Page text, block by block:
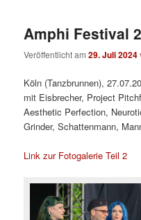
Amphi Festival
Veröffentlicht am29. Juli 2024
Köln (Tanzbrunnen),
mit Eisbrecher, Project
Aesthetic Perfection,
Grinder, Schattenmann,
Link zur Fotogalerie Teil 2